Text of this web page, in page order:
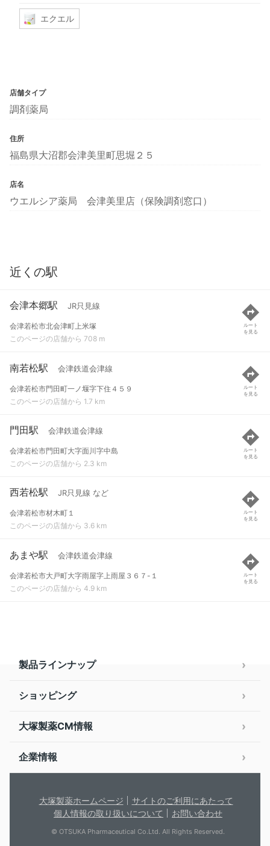
エクエル
店舗タイプ
調剤薬局
住所
福島県大沼郡会津美里町思堀２５
店名
ウエルシア薬局 会津美里店（保険調剤窓口）
近くの駅
会津本郷駅 JR只見線
会津若松市北会津町上米塚
このページの店舗から 708 m
ルート
を見る
南若松駅 会津鉄道会津線
会津若松市門田町一ノ堰字下住４５９
このページの店舗から 1.7 km
ルート
を見る
門田駅 会津鉄道会津線
会津若松市門田町大字面川字中島
このページの店舗から 2.3 km
ルート
を見る
西若松駅 JR只見線 など
会津若松市材木町１
このページの店舗から 3.6 km
ルート
を見る
あまや駅 会津鉄道会津線
会津若松市大戸町大字雨屋字上雨屋３６７-１
このページの店舗から 4.9 km
ルート
を見る
製品ラインナップ
ショッピング
大塚製薬CM情報
企業情報
大塚製薬ホームページ
サイトのご利用にあたって
個人情報の取り扱いについて
お問い合わせ
© OTSUKA Pharmaceutical Co.Ltd. All Rights Reserved.